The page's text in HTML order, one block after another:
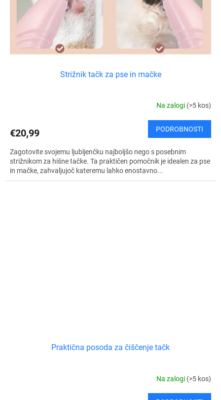
Strižnik tačk za pse in mačke
Na zalogi (>5 kos)
€20,99 PODROBNOSTI
Zagotovite svojemu ljubljenčku najboljšo nego s posebnim
strižnikom za hišne tačke. Ta praktičen pomočnik je idealen za pse
in mačke, zahvaljujoč kateremu lahko enostavno...
Praktična posoda za čiščenje tačk
Na zalogi (>5 kos)